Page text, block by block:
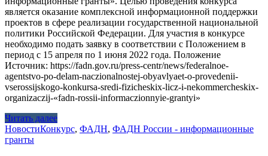
является оказание комплексной информационной поддержки
проектов в сфере реализации государственной национальной
политики Российской Федерации. Для участия в конкурсе
необходимо подать заявку в соответствии с Положением в
период с 15 апреля по 1 июня 2022 года. Положение
Источник: https://fadn.gov.ru/press-centr/news/federalnoe-
agentstvo-po-delam-naczionalnostej-obyavlyaet-o-provedenii-
vserossijskogo-konkursa-sredi-fizicheskix-licz-i-nekommercheskix-
organizaczij-«fadn-rossii-informaczionnyie-grantyi»
Читать далее
НовостиКонкурс, ФАДН, ФАДН России - информационные
гранты